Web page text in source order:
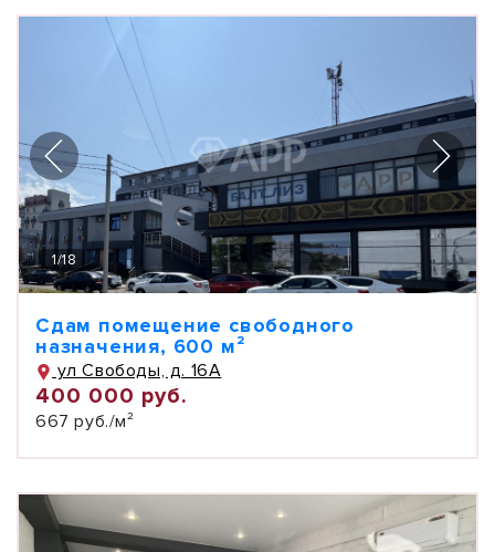
1/18
Сдам помещение свободного
назначения, 600 м²
ул Свободы, д. 16А
400 000 руб.
667 руб./м²